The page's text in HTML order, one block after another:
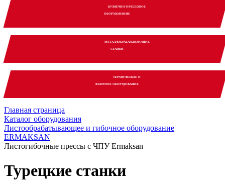
КУЗНЕЧНО-ПРЕССОВОЕ
ОБОРУДОВАНИЕ
МЕТАЛЛОБРАБАТЫВАЮЩИЕ
СТАНКИ
ТЕРМИЧЕСКОЕ И
ЛАЗЕРНОЕ ОБОРУДОВАНИЕ
Главная страница
Каталог оборудования
Листообрабатывающее и гибочное оборудование
ERMAKSAN
Листогибочные прессы с ЧПУ Ermaksan
Турецкие станки